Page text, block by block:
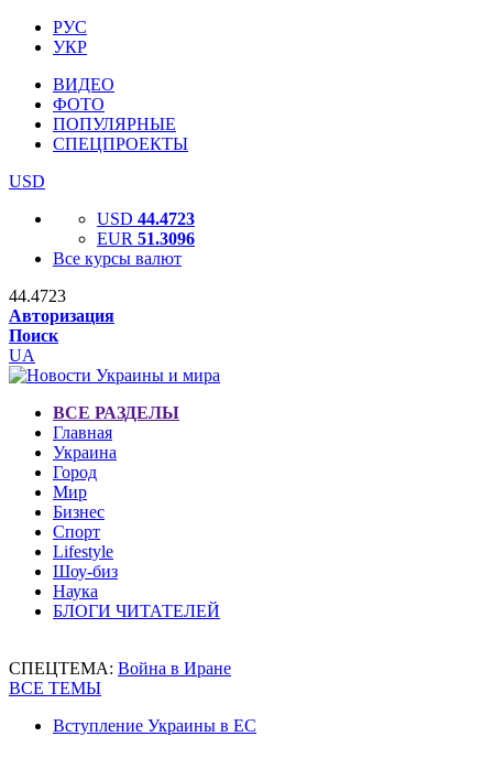
РУС
УКР
ВИДЕО
ФОТО
ПОПУЛЯРНЫЕ
СПЕЦПРОЕКТЫ
USD
USD 44.4723
EUR 51.3096
Все курсы валют
44.4723
Авторизация
Поиск
UA
ВСЕ РАЗДЕЛЫ
Главная
Украина
Город
Мир
Бизнес
Спорт
Lifestyle
Шоу-биз
Наука
БЛОГИ ЧИТАТЕЛЕЙ
СПЕЦТЕМА: Война в Иране
ВСЕ ТЕМЫ
Вступление Украины в ЕС